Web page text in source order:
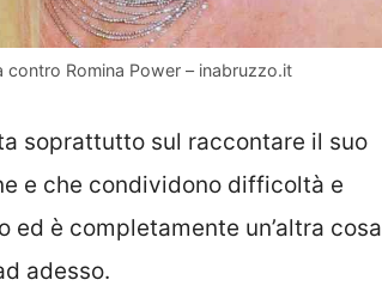
contro Romina Power – inabruzzo.it
soprattutto sul raccontare il suo
e che condividono difficoltà e
è completamente un’altra cosa
adesso.